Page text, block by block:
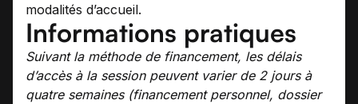
modalités d’accueil.
Informations pratiques
Suivant la méthode de financement, les délais
d’accès à la session peuvent varier de 2 jours à
quatre semaines (financement personnel, dossier